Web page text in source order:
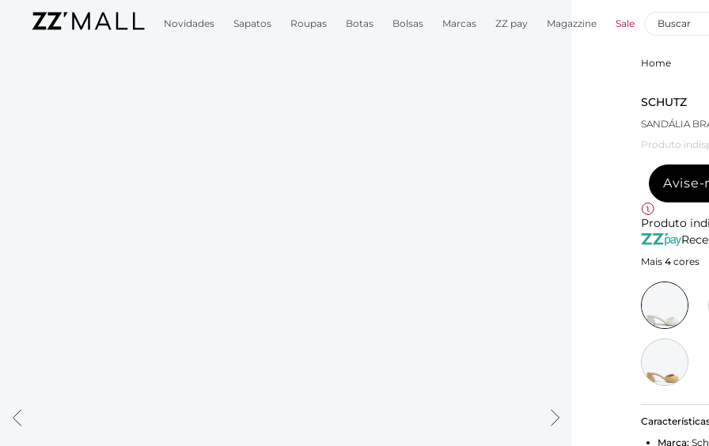
Novidades Sapatos Roupas Botas Bolsas Marcas ZZ pay Magazzine Sale
Home
SCHUTZ
SANDÁLIA
Produto
Avise-
Produto
Mais 4 cores
Marca: